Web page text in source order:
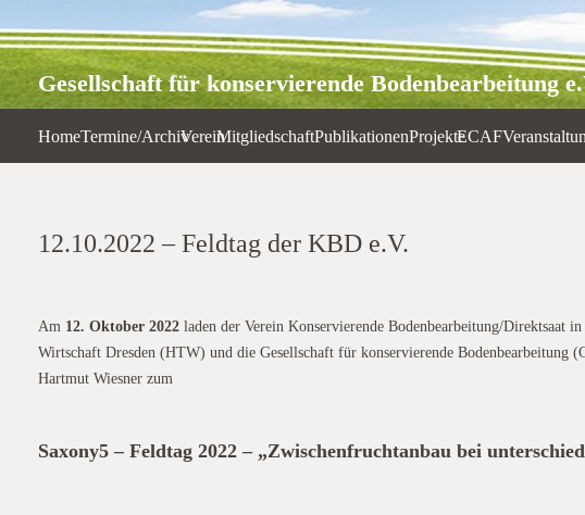
Gesellschaft für konservierende Bodenbearbeitung
HomeTermine/ArchivVereinMitgliedschaftPublikationenProjekteECAF
12.10.2022 – Feldtag der KBD e.V.
Am 12. Oktober 2022 laden der Verein Konservierende Bodenbearbeitung/Direktsaat
Wirtschaft Dresden (HTW) und die Gesellschaft für konservierende Bodenbearbeitung
Hartmut Wiesner zum
Saxony5 – Feldtag 2022 – „Zwischenfruchtanbau bei